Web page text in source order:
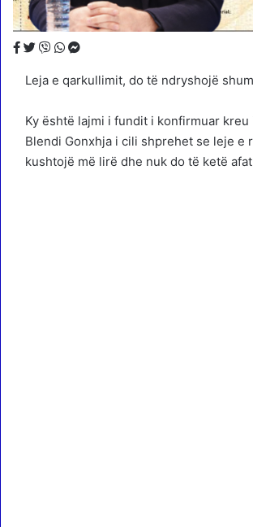
Leja e qarkullimit, do të ndryshojë
Ky është lajmi i fundit i konfirmuar kreu
Blendi Gonxhja i cili shprehet se leje e
kushtojë më lirë dhe nuk do të ketë